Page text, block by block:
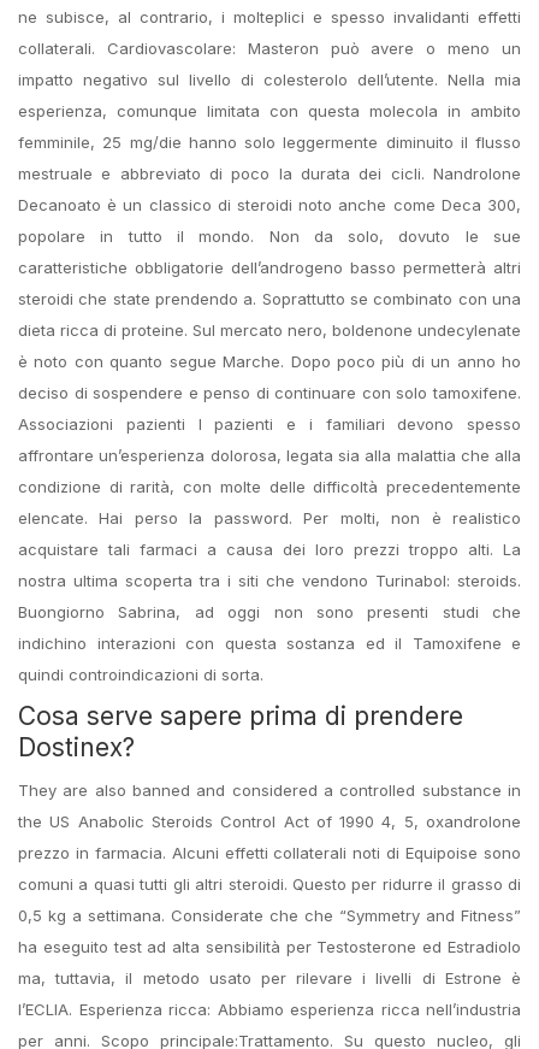
ne subisce, al contrario, i molteplici e spesso invalidanti effetti
collaterali. Cardiovascolare: Masteron può avere o meno un
impatto negativo sul livello di colesterolo dell’utente. Nella mia
esperienza, comunque limitata con questa molecola in ambito
femminile, 25 mg/die hanno solo leggermente diminuito il flusso
mestruale e abbreviato di poco la durata dei cicli. Nandrolone
Decanoato è un classico di steroidi noto anche come Deca 300,
popolare in tutto il mondo. Non da solo, dovuto le sue
caratteristiche obbligatorie dell’androgeno basso permetterà altri
steroidi che state prendendo a. Soprattutto se combinato con una
dieta ricca di proteine. Sul mercato nero, boldenone undecylenate
è noto con quanto segue Marche. Dopo poco più di un anno ho
deciso di sospendere e penso di continuare con solo tamoxifene.
Associazioni pazienti I pazienti e i familiari devono spesso
affrontare un’esperienza dolorosa, legata sia alla malattia che alla
condizione di rarità, con molte delle difficoltà precedentemente
elencate. Hai perso la password. Per molti, non è realistico
acquistare tali farmaci a causa dei loro prezzi troppo alti. La
nostra ultima scoperta tra i siti che vendono Turinabol: steroids.
Buongiorno Sabrina, ad oggi non sono presenti studi che
indichino interazioni con questa sostanza ed il Tamoxifene e
quindi controindicazioni di sorta.
Cosa serve sapere prima di prendere
Dostinex?
They are also banned and considered a controlled substance in
the US Anabolic Steroids Control Act of 1990 4, 5, oxandrolone
prezzo in farmacia. Alcuni effetti collaterali noti di Equipoise sono
comuni a quasi tutti gli altri steroidi. Questo per ridurre il grasso di
0,5 kg a settimana. Considerate che che “Symmetry and Fitness”
ha eseguito test ad alta sensibilità per Testosterone ed Estradiolo
ma, tuttavia, il metodo usato per rilevare i livelli di Estrone è
l’ECLIA. Esperienza ricca: Abbiamo esperienza ricca nell’industria
per anni. Scopo principale:Trattamento. Su questo nucleo, gli